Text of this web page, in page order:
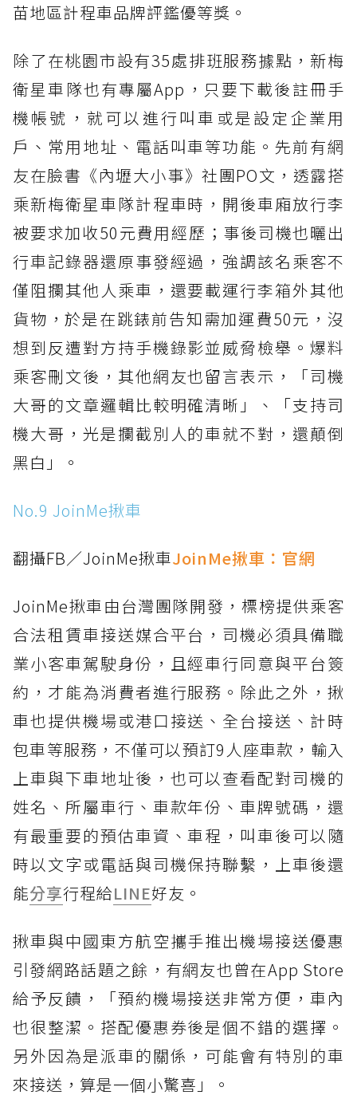
苗地區計程車品牌評鑑優等獎。
除了在桃園市設有35處排班服務據點，新梅
衛星車隊也有專屬App，只要下載後註冊手
機帳號，就可以進行叫車或是設定企業用
戶、常用地址、電話叫車等功能。先前有網
友在臉書《內壢大小事》社團PO文，透露搭
乘新梅衛星車隊計程車時，開後車廂放行李
被要求加收50元費用經歷；事後司機也曬出
行車記錄器還原事發經過，強調該名乘客不
僅阻攔其他人乘車，還要載運行李箱外其他
貨物，於是在跳錶前告知需加運費50元，沒
想到反遭對方持手機錄影並威脅檢舉。爆料
乘客刪文後，其他網友也留言表示，「司機
大哥的文章邏輯比較明確清晰」、「支持司
機大哥，光是攔截別人的車就不對，還顛倒
黑白」。
No.9 JoinMe揪車
翻攝FB／JoinMe揪車JoinMe揪車： 官網
JoinMe揪車由台灣團隊開發，標榜提供乘客
合法租賃車接送媒合平台，司機必須具備職
業小客車駕駛身份，且經車行同意與平台簽
約，才能為消費者進行服務。除此之外，揪
車也提供機場或港口接送、全台接送、計時
包車等服務，不僅可以預訂9人座車款，輸入
上車與下車地址後，也可以查看配對司機的
姓名、所屬車行、車款年份、車牌號碼，還
有最重要的預估車資、車程，叫車後可以隨
時以文字或電話與司機保持聯繫，上車後還
能分享行程給LINE好友。
揪車與中國東方航空攜手推出機場接送優惠
引發網路話題之餘，有網友也曾在App Store
給予反饋，「預約機場接送非常方便，車內
也很整潔。搭配優惠券後是個不錯的選擇。
另外因為是派車的關係，可能會有特別的車
來接送，算是一個小驚喜」。